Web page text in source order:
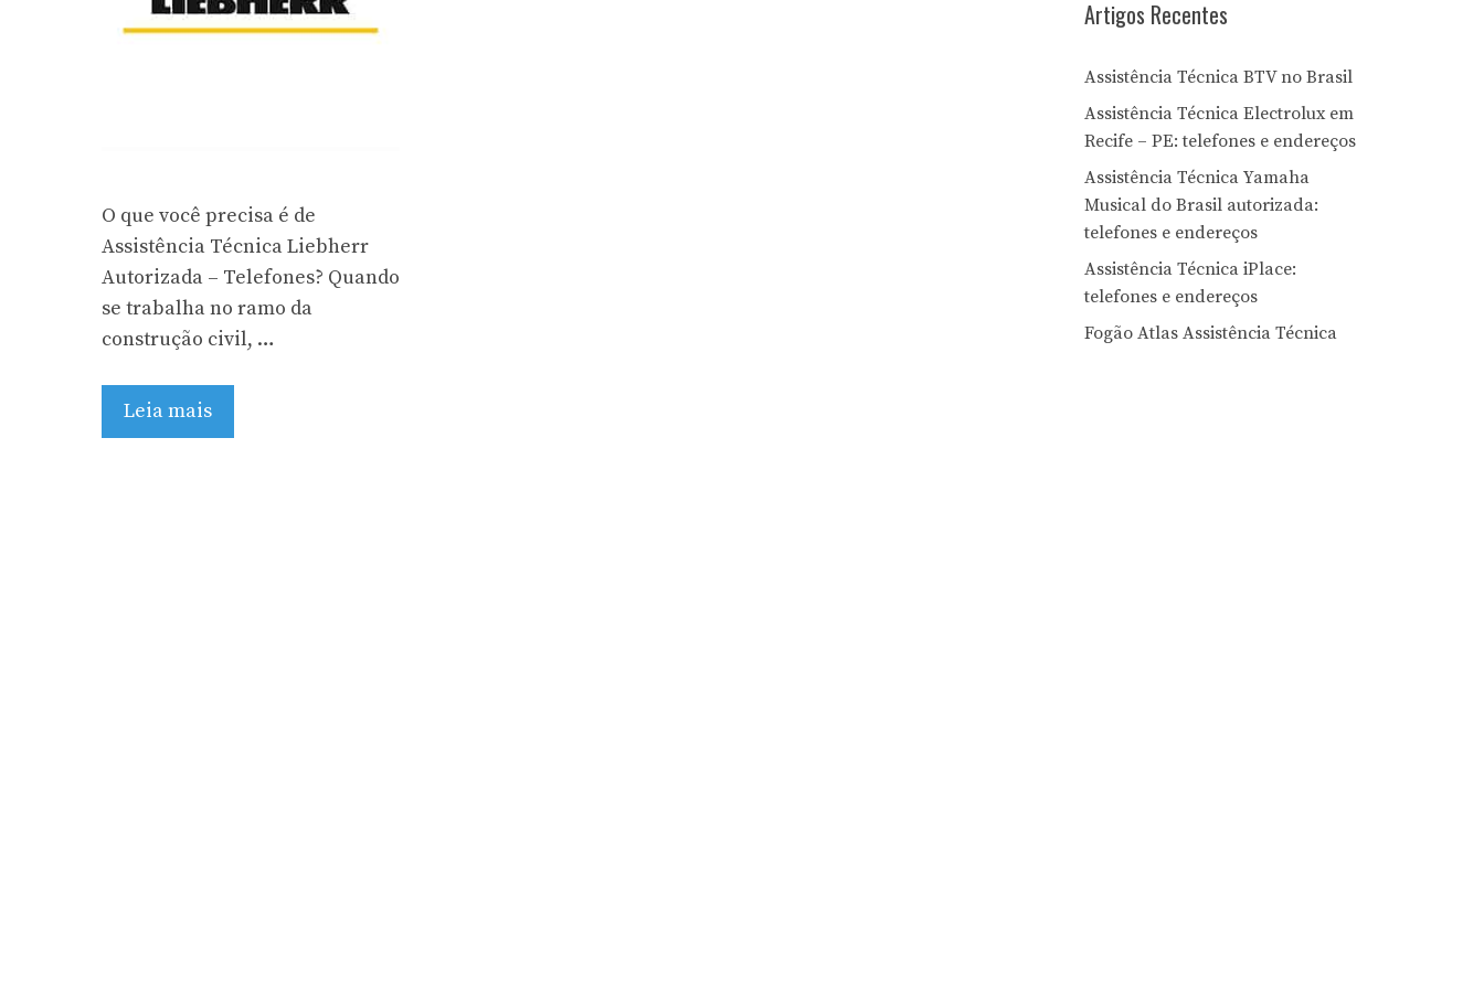
O que você precisa é de
Assistência Técnica Liebherr
Autorizada – Telefones? Quando
se trabalha no ramo da
construção civil, …
Leia mais
Artigos Recentes
Assistência Técnica BTV no Brasil
Assistência Técnica Electrolux em
Recife – PE: telefones e endereços
Assistência Técnica Yamaha
Musical do Brasil autorizada:
telefones e endereços
Assistência Técnica iPlace:
telefones e endereços
Fogão Atlas Assistência Técnica